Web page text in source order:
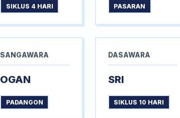
SIKLUS 4 HARI PASARAN
SANGAWARA
OGAN
PADANGON
DASAWARA
SRI
SIKLUS 10 HARI